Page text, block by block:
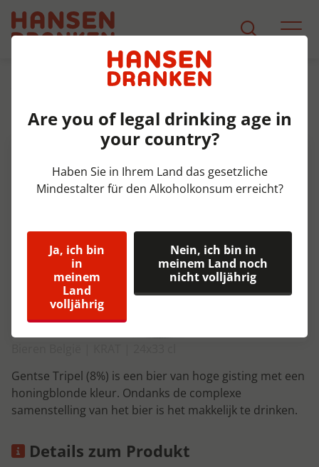
Produkt Detail
Gentse Tripel Krat 24x33 cl 8%
Gentse Tripel (8%) is een bier van hoge gisting met een
honingblonde kleur. Ondanks de complexe
samenstelling van het bier is het makkelijk te drinken.
Details zum Produkt
Are you of legal drinking age in
your country?
Haben Sie in Ihrem Land das gesetzliche
Mindestalter für den Alkoholkonsum erreicht?
Ja, ich bin
in
meinem
Land
volljährig
Nein, ich bin in
meinem Land noch
nicht volljährig